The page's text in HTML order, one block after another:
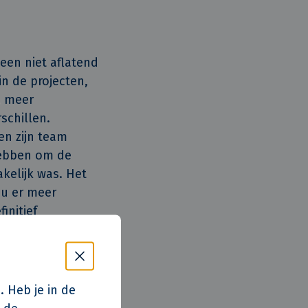
Heb je in de
niet aflatend
de projecten,
meer
zijn team
om de
was. Het
er meer
doel, je kunt
zoeken:
één
ontwikkelen